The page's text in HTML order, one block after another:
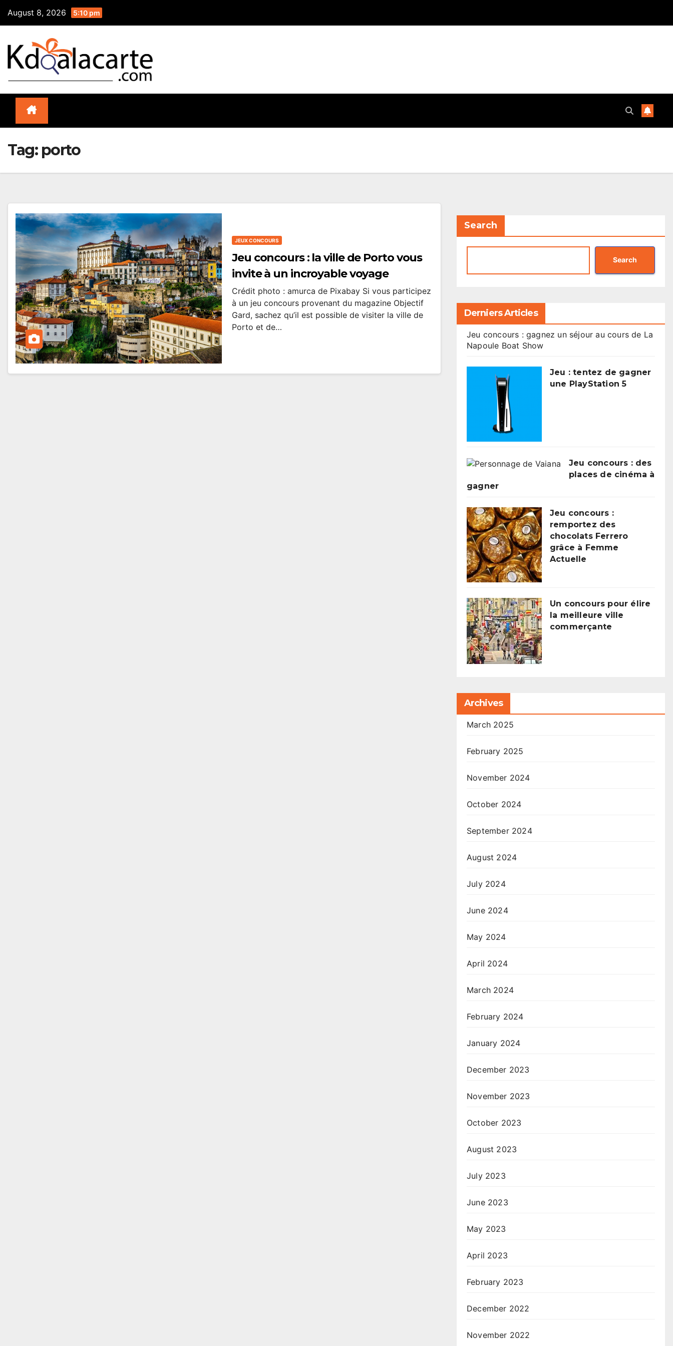
August 8, 2026 5:10 pm
Tag: porto
JEUX CONCOURS
Jeu concours : la ville de Porto vous
invite à un incroyable voyage
Crédit photo : amurca de Pixabay Si vous participez
à un jeu concours provenant du magazine Objectif
Gard, sachez qu’il est possible de visiter la ville de
Porto et de…
Search
Search
Derniers Articles
Jeu concours : gagnez un séjour au cours de La
Napoule Boat Show
Jeu : tentez de gagner
une PlayStation 5
Jeu concours : des
places de cinéma à
gagner
Jeu concours :
remportez des
chocolats Ferrero
grâce à Femme
Actuelle
Un concours pour élire
la meilleure ville
commerçante
Archives
March 2025
February 2025
November 2024
October 2024
September 2024
August 2024
July 2024
June 2024
May 2024
April 2024
March 2024
February 2024
January 2024
December 2023
November 2023
October 2023
August 2023
July 2023
June 2023
May 2023
April 2023
February 2023
December 2022
November 2022